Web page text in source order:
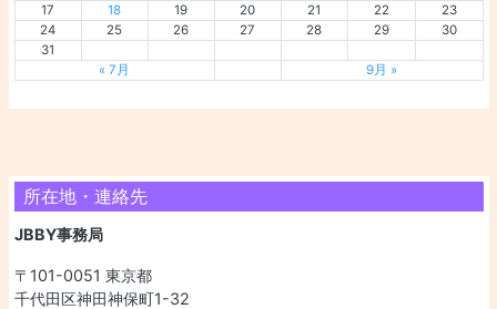
17
18 19 20 21 22
23
24
25 26 27 28 29
30
31
« 7月
9月 »
所在地・連絡先
JBBY事務局
〒101-0051 東京都
千代田区神田神保町1-32